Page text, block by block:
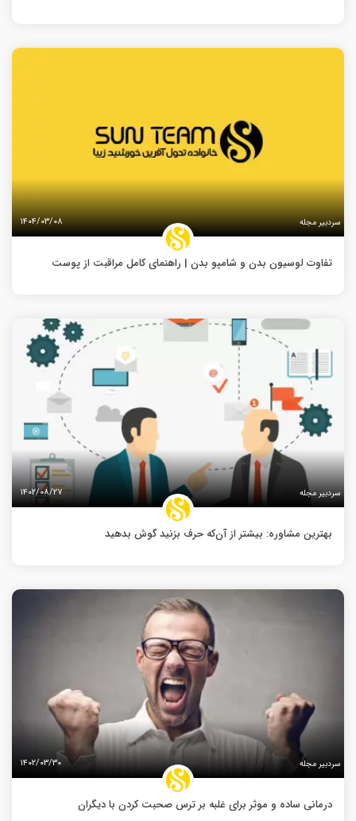
سردبیر مجله ۱۴۰۴/۰۳/۰۸
تفاوت لوسیون بدن و شامپو بدن | راهنمای کامل مراقبت از پوست
سردبیر مجله ۱۴۰۲/۰۸/۲۷
بهترین مشاوره: بیشتر از آن‌که حرف بزنید گوش بدهید
سردبیر مجله ۱۴۰۲/۰۳/۳۰
درمانی ساده و موثر برای غلبه بر ترس صحبت کردن با دیگران